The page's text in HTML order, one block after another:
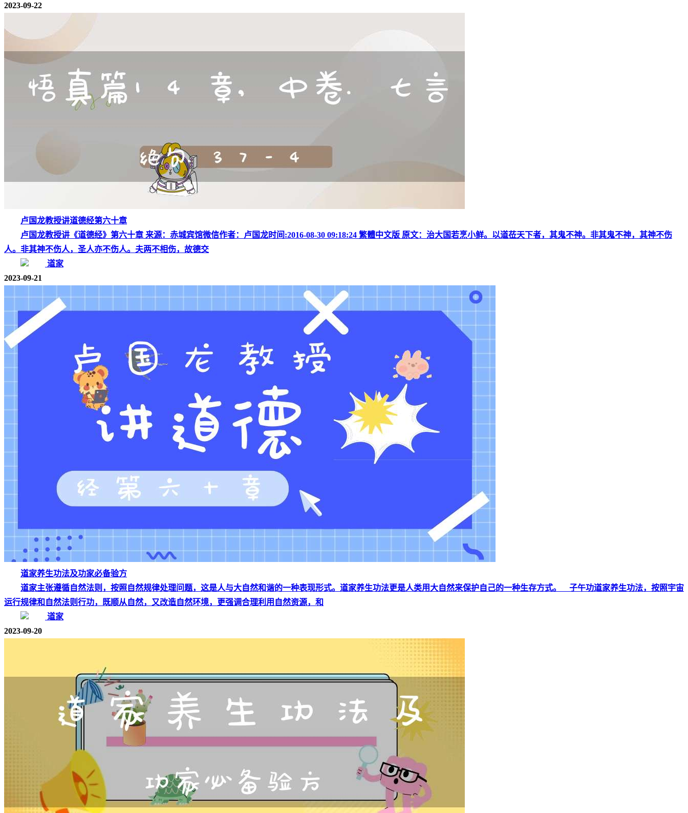
2023-09-22
卢国龙教授讲道德经第六十章
卢国龙教授讲《道德经》第六十章 来源：赤城宾馆微信作者：卢国龙时间:2016-08-30 09:18:24 繁體中文版 原文：治大国若烹小鲜。以道莅天下者，其鬼不神。非其鬼不神，其神不伤
人。非其神不伤人，圣人亦不伤人。夫两不相伤，故德交
道家
2023-09-21
道家养生功法及功家必备验方
道家主张遵循自然法则，按照自然规律处理问题，这是人与大自然和谐的一种表现形式。道家养生功法更是人类用大自然来保护自己的一种生存方式。 子午功道家养生功法，按照宇宙
运行规律和自然法则行功，既顺从自然，又改造自然环境，更强调合理利用自然资源，和
道家
2023-09-20